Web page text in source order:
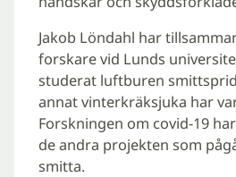
Jakob Löndahl har
forskare vid Lunds
studerat luftburen
annat vinterkräksjuka har
Forskningen om covid-19
de andra projekten som
smitta.